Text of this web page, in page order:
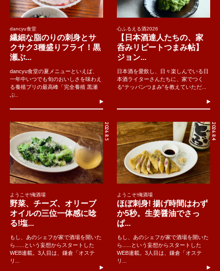
dancyu食堂
繊細な脂のりの刺身とサ
クサク3種盛りフライ！黒
瀬ぶ...
dancyu食堂の夏メニューといえば、
一年中いつでも旬のおいしさを味わえ
る養殖ブリの最高峰「完全養殖 黒瀬
ぶ..
心ふるえる酒2026
【日本酒達人たちの、家
呑みリピートつまみ帖】
ジョン...
日本酒を愛飲し、日々楽しんでいる日
本酒ライターさんたちに、家でつく
る“テッパンつまみ”を教えていただ...
2026.8.5
ようこそ!俺酒場
野菜、チーズ、オリーブ
オイルの三位一体感に唸
る!塩...
もし、あのシェフが家で酒場を開いた
ら......という妄想からスタートした
WEB連載。3人目は、鎌倉「オステ
リ...
2026.8.4
ようこそ!俺酒場
ほぼ刺身! 揚げ時間はわず
か5秒。生姜醤油でさっ
ぱ...
もし、あのシェフが家で酒場を開いた
ら......という妄想からスタートした
WEB連載。3人目は、鎌倉「オステ
リ...